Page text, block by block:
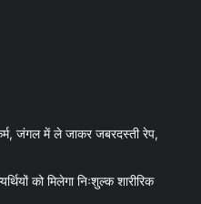
जंगल में ले जाकर जबरदस्ती रेप,
को मिलेगा निःशुल्क शारीरिक